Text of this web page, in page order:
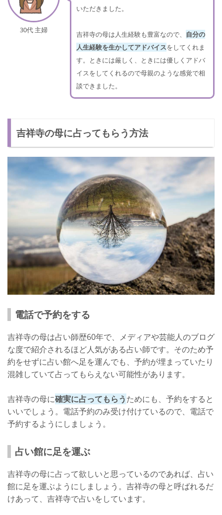
30代 主婦
いただきました。
吉祥寺の母は人生経験も豊富なので、 自分の
人生経験を生かしてアドバイスをしてくれま
す。ときには厳しく、ときには優しくアドバ
イスをしてくれるので母親のような感覚で相
談できました。
吉祥寺の母に占ってもらう方法
電話で予約をする
吉祥寺の母は占い師歴60年で、メディアや芸能人のブログ
な度で紹介されるほど人気がある占い師です。そのため予
約をせずに占い館へ足を運んでも、予約が埋まっていたり
混雑していて占ってもらえない可能性があります。
吉祥寺の母に確実に占ってもらうためにも、予約をすると
いいでしょう。電話予約のみ受け付けているので、電話で
予約するようにしましょう。
占い館に足を運ぶ
吉祥寺の母に占って欲しいと思っているのであれば、占い
館に足を運ぶようにしましょう。吉祥寺の母と呼ばれるだ
けあって、吉祥寺で占いをしています。